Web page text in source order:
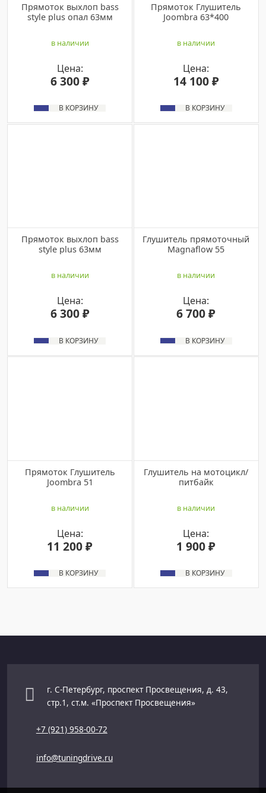
Прямоток выхлоп bass
stylе plus опал 63мм
в наличии
Цена:
6 300 ₽
В КОРЗИНУ
Прямоток Глушитель
Joombra 63*400
в наличии
Цена:
14 100 ₽
В КОРЗИНУ
Прямоток выхлоп bass
stylе plus 63мм
в наличии
Цена:
6 300 ₽
В КОРЗИНУ
Глушитель прямоточный
Magnaflow 55
в наличии
Цена:
6 700 ₽
В КОРЗИНУ
Прямоток Глушитель
Joombra 51
в наличии
Цена:
11 200 ₽
В КОРЗИНУ
Глушитель на мотоцикл/
питбайк
в наличии
Цена:
1 900 ₽
В КОРЗИНУ
г. С-Петербург, проспект Просвещения, д. 43,
стр.1, ст.м. «Проспект Просвещения»
+7 (921) 958-00-72
info@tuningdrive.ru